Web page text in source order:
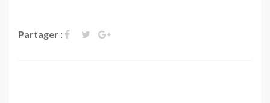
Partager :